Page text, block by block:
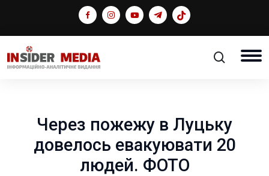
Через пожежу в Луцьку
довелось евакуювати 20
людей. ФОТО